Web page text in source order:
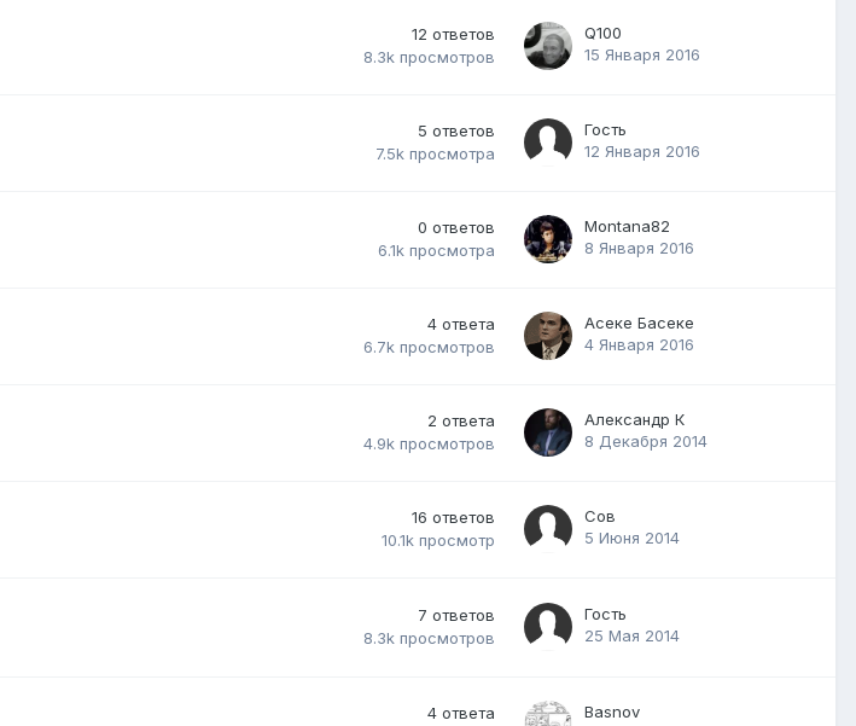
12 ответов
8.3k просмотров
Q100
15 Января 2016
5 ответов
7.5k просмотра
Гость
12 Января 2016
0 ответов
6.1k просмотра
Montana82
8 Января 2016
4 ответа
6.7k просмотров
Асеке Басеке
4 Января 2016
2 ответа
4.9k просмотров
Александр К
8 Декабря 2014
16 ответов
10.1k просмотр
Сов
5 Июня 2014
7 ответов
8.3k просмотров
Гость
25 Мая 2014
4 ответа
Basnov